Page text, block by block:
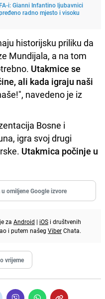
i: Gianni Infantino ljubavnici
radno mjesto i visoku
historijsku priliku da
Mundijala, a na tom
Utakmice se
ali kada igraju naši
navedeno je iz
Bosne i
igra svoj drugi
Utakmica počinje u
omiljene Google izvore
za Android | iOS i društvenih
i putem našeg ViberChata.
vrijeme